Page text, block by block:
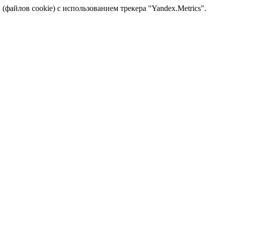
(файлов cookie) с использованием трекера "Yandex.Metrics".